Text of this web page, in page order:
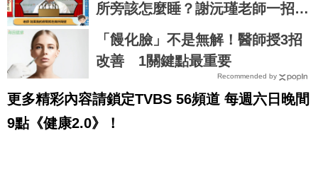
所旁該怎麼睡？謝沅瑾老師一招化
險為夷
「饅化臉」不是無解！醫師授3招
改善 1關鍵點最重要
Recommended by
更多精彩內容請鎖定TVBS 56頻道 每週六日晚間
9點《健康2.0》！